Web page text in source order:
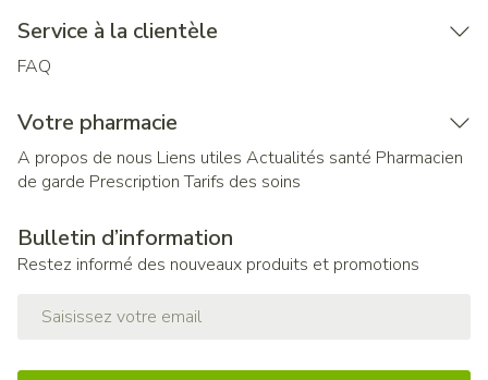
Service à la clientèle
FAQ
Votre pharmacie
A propos de nous Liens utiles Actualités santé Pharmacien
de garde Prescription Tarifs des soins
Bulletin d’information
Restez informé des nouveaux produits et promotions